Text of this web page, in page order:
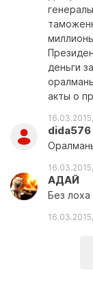
деньги
акты о
dida576
АДАЙ
Без лоха